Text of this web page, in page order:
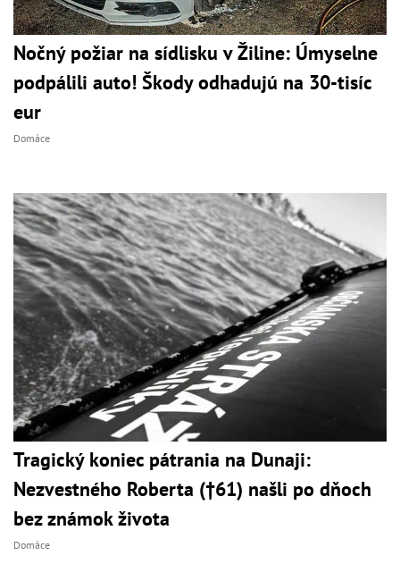
Nočný požiar na sídlisku v Žiline: Úmyselne
podpálili auto! Škody odhadujú na 30-tisíc
eur
Domáce
Tragický koniec pátrania na Dunaji:
Nezvestného Roberta (†61) našli po dňoch
bez známok života
Domáce